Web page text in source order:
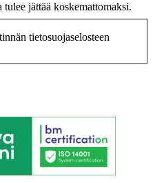
jättää koskemattomaksi.
tietosuojaselosteen